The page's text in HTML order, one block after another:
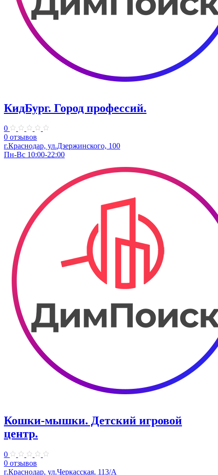
КидБург. ​Город профессий.
0
0 отзывов
г.Краснодар, ул.Дзержинского, 100
Пн-Вс 10:00-22:00
Кошки-мышки. ​Детский игровой
центр.
0
0 отзывов
г.Краснодар, ул.​Черкасская, 113/А